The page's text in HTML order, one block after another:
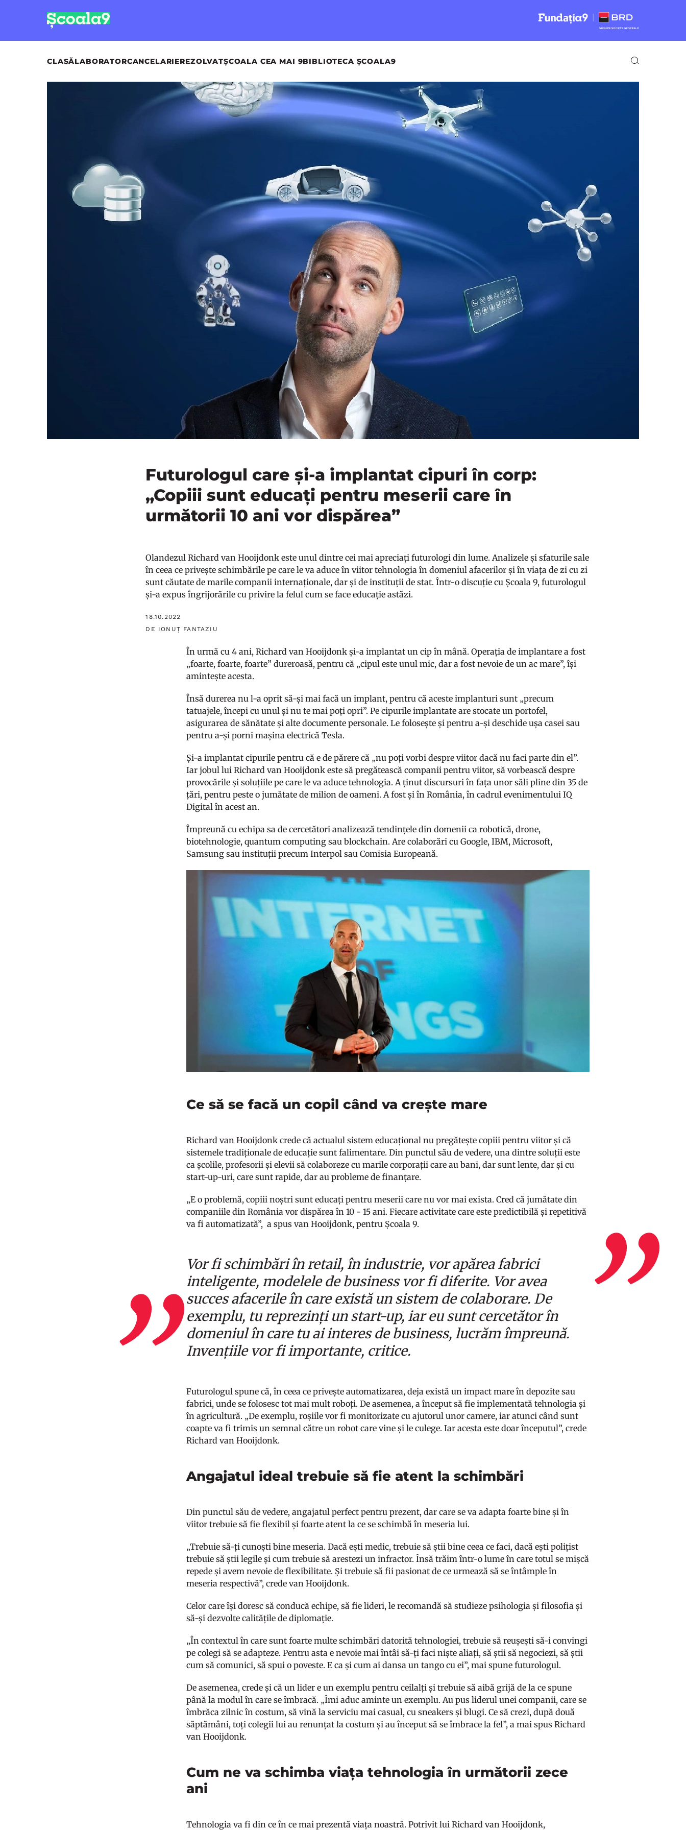
CLASĂLABORATORCANCELARIEREZOLVATȘCOALA CEA MAI 9BIBLIOTECA ȘCOALA9
Futurologul care și-a implantat cipuri în corp:
„Copiii sunt educați pentru meserii care în
următorii 10 ani vor dispărea”
Olandezul Richard van Hooijdonk este unul dintre cei mai apreciați futurologi din lume. Analizele și sfaturile sale
în ceea ce privește schimbările pe care le va aduce în viitor tehnologia în domeniul afacerilor și în viața de zi cu zi
sunt căutate de marile companii internaționale, dar și de instituții de stat. Într-o discuție cu Școala 9, futurologul
și-a expus îngrijorările cu privire la felul cum se face educație astăzi.
18.10.2022
DE IONUȚ FANTAZIU
În urmă cu 4 ani, Richard van Hooijdonk și-a implantat un cip în mână. Operația de implantare a fost
„foarte, foarte, foarte” dureroasă, pentru că „cipul este unul mic, dar a fost nevoie de un ac mare”, își
amintește acesta.
Însă durerea nu l-a oprit să-și mai facă un implant, pentru că aceste implanturi sunt „precum
tatuajele, începi cu unul și nu te mai poți opri”. Pe cipurile implantate are stocate un portofel,
asigurarea de sănătate și alte documente personale. Le folosește și pentru a-și deschide ușa casei sau
pentru a-și porni mașina electrică Tesla.
Și-a implantat cipurile pentru că e de părere că „nu poți vorbi despre viitor dacă nu faci parte din el”.
Iar jobul lui Richard van Hooijdonk este să pregătească companii pentru viitor, să vorbească despre
provocările și soluțiile pe care le va aduce tehnologia. A ținut discursuri în fața unor săli pline din 35 de
țări, pentru peste o jumătate de milion de oameni. A fost și în România, în cadrul evenimentului IQ
Digital în acest an.
Împreună cu echipa sa de cercetători analizează tendințele din domenii ca robotică, drone,
biotehnologie, quantum computing sau blockchain. Are colaborări cu Google, IBM, Microsoft,
Samsung sau instituții precum Interpol sau Comisia Europeană.
Ce să se facă un copil când va crește mare
Richard van Hooijdonk crede că actualul sistem educațional nu pregătește copiii pentru viitor și că
sistemele tradiționale de educație sunt falimentare. Din punctul său de vedere, una dintre soluții este
ca școlile, profesorii și elevii să colaboreze cu marile corporații care au bani, dar sunt lente, dar și cu
start-up-uri, care sunt rapide, dar au probleme de finanțare.
„E o problemă, copiii noștri sunt educați pentru meserii care nu vor mai exista. Cred că jumătate din
companiile din România vor dispărea în 10 - 15 ani. Fiecare activitate care este predictibilă și repetitivă
va fi automatizată”, a spus van Hooijdonk, pentru Școala 9.
Vor fi schimbări în retail, în industrie, vor apărea fabrici
inteligente, modelele de business vor fi diferite. Vor avea
succes afacerile în care există un sistem de colaborare. De
exemplu, tu reprezinți un start-up, iar eu sunt cercetător în
domeniul în care tu ai interes de business, lucrăm împreună.
Invențiile vor fi importante, critice.
Futurologul spune că, în ceea ce privește automatizarea, deja există un impact mare în depozite sau
fabrici, unde se folosesc tot mai mult roboți. De asemenea, a început să fie implementată tehnologia și
în agricultură. „De exemplu, roșiile vor fi monitorizate cu ajutorul unor camere, iar atunci când sunt
coapte va fi trimis un semnal către un robot care vine și le culege. Iar acesta este doar începutul”, crede
Richard van Hooijdonk.
Angajatul ideal trebuie să fie atent la schimbări
Din punctul său de vedere, angajatul perfect pentru prezent, dar care se va adapta foarte bine și în
viitor trebuie să fie flexibil și foarte atent la ce se schimbă în meseria lui.
„Trebuie să-ți cunoști bine meseria. Dacă ești medic, trebuie să știi bine ceea ce faci, dacă ești polițist
trebuie să știi legile și cum trebuie să arestezi un infractor. Însă trăim într-o lume în care totul se mișcă
repede și avem nevoie de flexibilitate. Și trebuie să fii pasionat de ce urmează să se întâmple în
meseria respectivă”, crede van Hooijdonk.
Celor care își doresc să conducă echipe, să fie lideri, le recomandă să studieze psihologia și filosofia și
să-și dezvolte calitățile de diplomație.
„În contextul în care sunt foarte multe schimbări datorită tehnologiei, trebuie să reușești să-i convingi
pe colegi să se adapteze. Pentru asta e nevoie mai întâi să-ți faci niște aliați, să știi să negociezi, să știi
cum să comunici, să spui o poveste. E ca și cum ai dansa un tango cu ei”, mai spune futurologul.
De asemenea, crede și că un lider e un exemplu pentru ceilalți și trebuie să aibă grijă de la ce spune
până la modul în care se îmbracă. „Îmi aduc aminte un exemplu. Au pus liderul unei companii, care se
îmbrăca zilnic în costum, să vină la serviciu mai casual, cu sneakers și blugi. Ce să crezi, după două
săptămâni, toți colegii lui au renunțat la costum și au început să se îmbrace la fel”, a mai spus Richard
van Hooijdonk.
Cum ne va schimba viața tehnologia în următorii zece
ani
Tehnologia va fi din ce în ce mai prezentă viața noastră. Potrivit lui Richard van Hooijdonk,